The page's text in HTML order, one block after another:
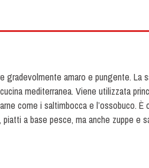
gradevolmente amaro e pungente. La
mediterranea. Viene utilizzata
come i saltimbocca e l’ossobuco. È
a base pesce, ma anche zuppe e